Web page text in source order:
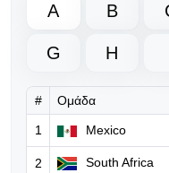
Νέο
A B
G H
# Ομάδα
1 Mexico
2 South Africa